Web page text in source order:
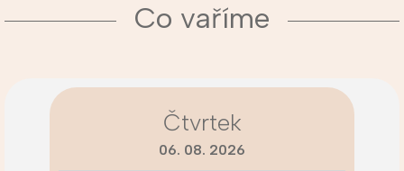
Co vaříme
Čtvrtek
06. 08. 2026